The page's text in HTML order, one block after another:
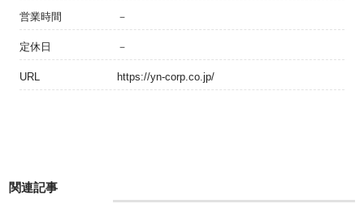
営業時間 －
定休日 －
URL https://yn-corp.co.jp/
関連記事